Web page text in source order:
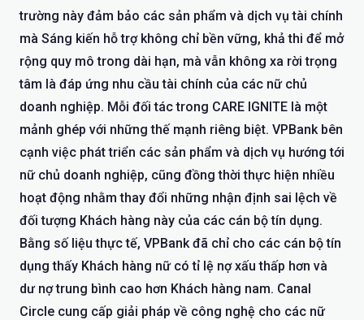
trường này đảm bảo các sản phẩm và dịch vụ tài chính
mà Sáng kiến hỗ trợ không chỉ bền vững, khả thi để mở
rộng quy mô trong dài hạn, mà vẫn không xa rời trọng
tâm là đáp ứng nhu cầu tài chính của các nữ chủ
doanh nghiệp. Mỗi đối tác trong CARE IGNITE là một
mảnh ghép với những thế mạnh riêng biệt. VPBank bên
cạnh việc phát triển các sản phẩm và dịch vụ hướng tới
nữ chủ doanh nghiệp, cũng đồng thời thực hiện nhiều
hoạt động nhằm thay đổi những nhận định sai lệch về
đối tượng Khách hàng này của các cán bộ tín dụng.
Bằng số liệu thực tế, VPBank đã chỉ cho các cán bộ tín
dụng thấy Khách hàng nữ có tỉ lệ nợ xấu thấp hơn và
dư nợ trung bình cao hơn Khách hàng nam. Canal
Circle cung cấp giải pháp về công nghệ cho các nữ